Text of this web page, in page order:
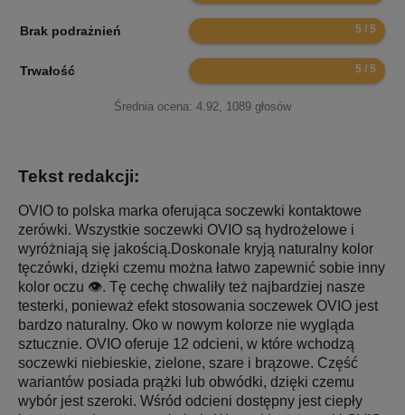
Brak podrażnień 10
Trwałość 10
Średnia ocena: 4.92, 1089 głosów
Tekst redakcji:
OVIO to polska marka oferująca soczewki kontaktowe
zerówki. Wszystkie soczewki OVIO są hydrożelowe i
wyróżniają się jakością.Doskonale kryją naturalny kolor
tęczówki, dzięki czemu można łatwo zapewnić sobie inny
kolor oczu 👁️. Tę cechę chwaliły też najbardziej nasze
testerki, ponieważ efekt stosowania soczewek OVIO jest
bardzo naturalny. Oko w nowym kolorze nie wygląda
sztucznie. OVIO oferuje 12 odcieni, w które wchodzą
soczewki niebieskie, zielone, szare i brązowe. Część
wariantów posiada prążki lub obwódki, dzięki czemu
wybór jest szeroki. Wśród odcieni dostępny jest ciepły